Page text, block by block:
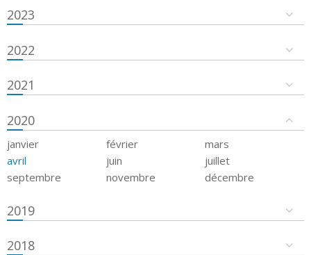
2023
2022
2021
2020
janvier février
mars
avril
juin
juillet
septembre
novembre décembre
2019
2018